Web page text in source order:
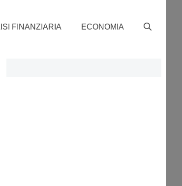
FINANZIARIA ECONOMIA